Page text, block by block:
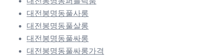
대전봉명동풀사롱
대전봉명동풀살롱
대전봉명동풀싸롱
대전봉명동풀싸롱가격